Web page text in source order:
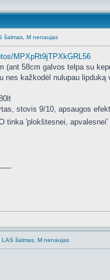
šalmas, M nenaujas
MPXpRt9jTPXkGRL56
(ant 58cm galvos telpa su
nes kažkodėl nulupau lipduką
stovis 9/10, apsaugos
tinka 'plokštesnei,
LAS šalmas, M nenaujas